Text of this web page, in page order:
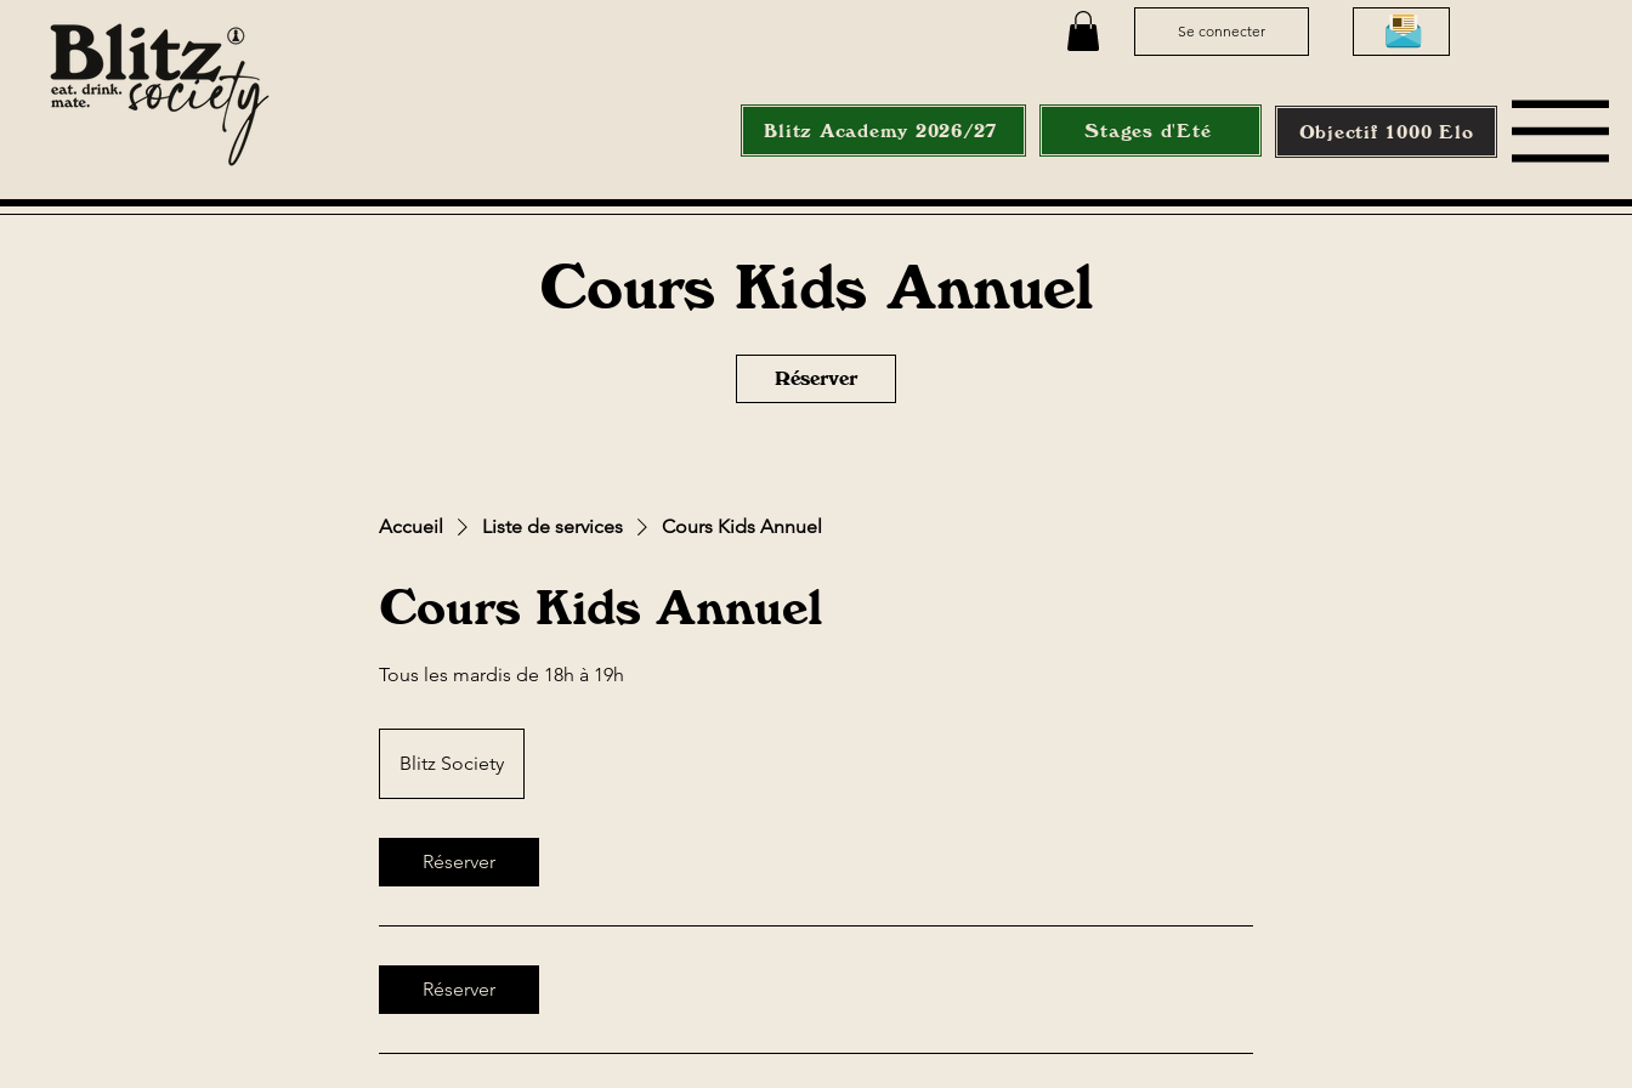
Se connecter
Blitz Academy 2026/27 Stages d'Eté Objectif 1000 Elo
Cours Kids Annuel
Réserver
Accueil Liste de services Cours Kids Annuel
Cours Kids Annuel
Tous les mardis de 18h à 19h
Blitz Society
Réserver
Réserver